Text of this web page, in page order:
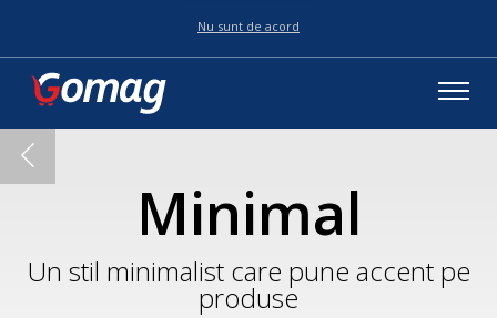
Nu sunt de acord
Minimal
Un stil minimalist care pune accent pe
produse